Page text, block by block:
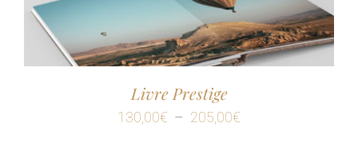
Livre Prestige
130,00€ – 205,00€